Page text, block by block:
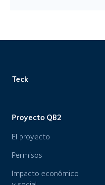
Teck
Proyecto QB2
El proyecto
Permisos
Impacto económico